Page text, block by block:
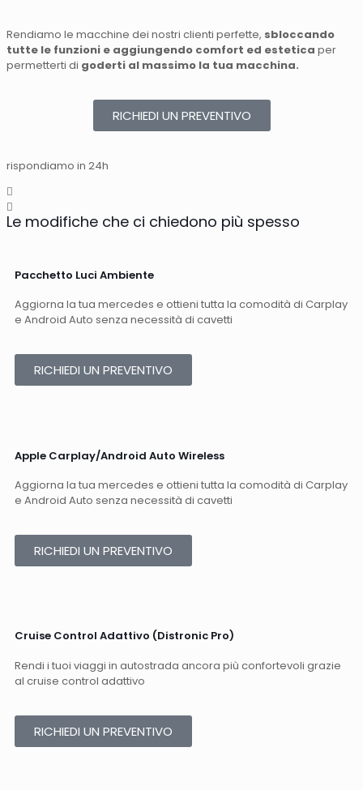
Rendiamo le macchine dei nostri clienti perfette, sbloccando
tutte le funzioni e aggiungendo comfort ed estetica per
permetterti di goderti al massimo la tua macchina.
RICHIEDI UN PREVENTIVO
rispondiamo in 24h
Le modifiche che ci chiedono più spesso
Pacchetto Luci Ambiente
Aggiorna la tua mercedes e ottieni tutta la comodità di Carplay
e Android Auto senza necessità di cavetti​
RICHIEDI UN PREVENTIVO
Apple Carplay/Android Auto Wireless​
Aggiorna la tua mercedes e ottieni tutta la comodità di Carplay
e Android Auto senza necessità di cavetti​
RICHIEDI UN PREVENTIVO
Cruise Control Adattivo (Distronic Pro)
Rendi i tuoi viaggi in autostrada ancora più confortevoli grazie
al cruise control adattivo​​
RICHIEDI UN PREVENTIVO